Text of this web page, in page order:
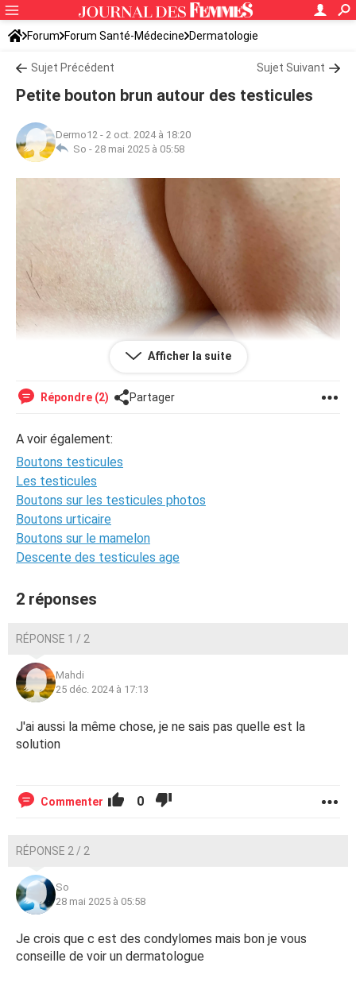
Forum Forum Santé-Médecine Dermatologie
Sujet Précédent Sujet Suivant
Petite bouton brun autour des testicules
Dermo12 - 2 oct. 2024 à 18:20
So - 28 mai 2025 à 05:58
boutons marrons à la base de mon penis. Ils sont de plus
Sont-ils dangereux ?
je vous remercie d’avance
Afficher la suite
Répondre (2) Partager
A voir également:
Boutons testicules
Les testicules
Boutons sur les testicules photos
Boutons urticaire
Boutons sur le mamelon
Descente des testicules age
2 réponses
RÉPONSE 1 / 2
Mahdi
25 déc. 2024 à 17:13
J'ai aussi la même chose, je ne sais pas quelle est la
solution
Commenter 0
RÉPONSE 2 / 2
So
28 mai 2025 à 05:58
Je crois que c est des condylomes mais bon je vous
conseille de voir un dermatologue